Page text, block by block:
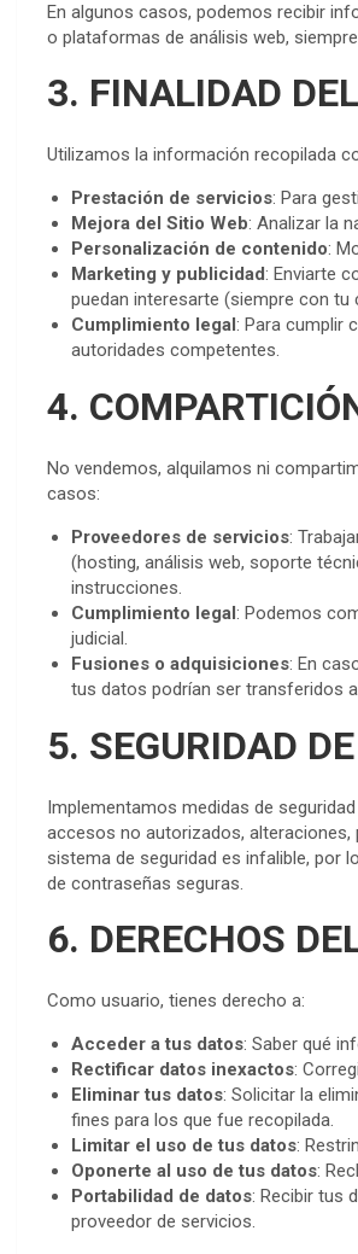
En algunos casos, podemos recibir
o plataformas de análisis web,
3. FINALIDAD
Utilizamos la información recopilada
Prestación de servicios: Para
Mejora del Sitio Web: Analizar la
Personalización de contenido:
Marketing y publicidad: Enviarte
puedan interesarte (siempre con tu
Cumplimiento legal: Para cumplir
autoridades competentes.
4.
No vendemos, alquilamos ni
casos:
Proveedores de servicios:
(hosting, análisis web, soporte
instrucciones.
Cumplimiento legal: Podemos
judicial.
Fusiones o adquisiciones: En
tus datos podrían ser transferidos
5. SEGURIDAD
Implementamos medidas de
accesos no autorizados, alteraciones,
sistema de seguridad es infalible, por
de contraseñas seguras.
6. DERECHOS
Como usuario, tienes derecho a:
Acceder a tus datos: Saber qué
Rectificar datos inexactos:
Eliminar tus datos: Solicitar la
fines para los que fue recopilada.
Limitar el uso de tus datos:
Oponerte al uso de tus datos:
Portabilidad de datos: Recibir tus
proveedor de servicios.